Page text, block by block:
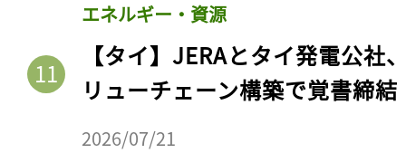
エネルギー・資源
【タイ】JERAとタイ発電公社
リューチェーン構築で覚書締結
2026/07/21